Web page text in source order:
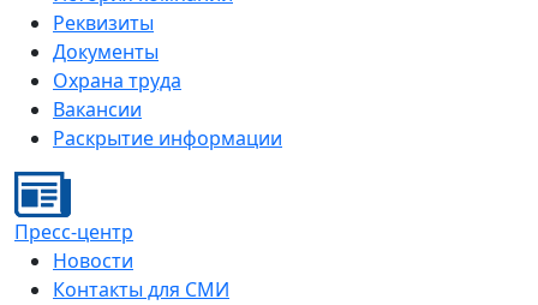
Реквизиты
Документы
Охрана труда
Вакансии
Раскрытие информации
Пресс-центр
Новости
Контакты для СМИ